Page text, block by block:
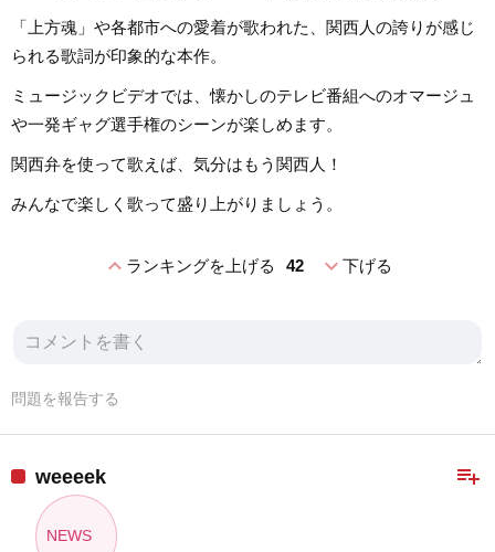
「上方魂」や各都市への愛着が歌われた、関西人の誇りが感じ
られる歌詞が印象的な本作。
ミュージックビデオでは、懐かしのテレビ番組へのオマージュ
や一発ギャグ選手権のシーンが楽しめます。
関西弁を使って歌えば、気分はもう関西人！
みんなで楽しく歌って盛り上がりましょう。
expand_lessランキングを上げる 42 expand_more下げる
問題を報告する
playlist_add
weeeek
NEWS